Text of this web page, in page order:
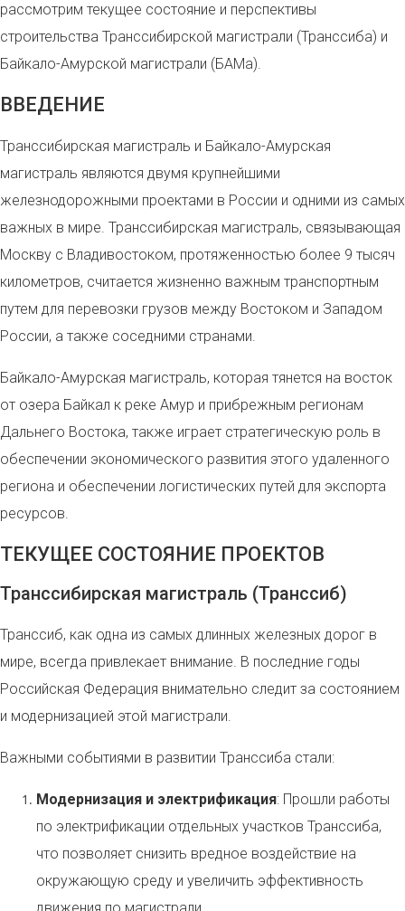
рассмотрим текущее состояние и перспективы
строительства Транссибирской магистрали (Транссиба) и
Байкало-Амурской магистрали (БАМа).
ВВЕДЕНИЕ
Транссибирская магистраль и Байкало-Амурская
магистраль являются двумя крупнейшими
железнодорожными проектами в России и одними из самых
важных в мире. Транссибирская магистраль, связывающая
Москву с Владивостоком, протяженностью более 9 тысяч
километров, считается жизненно важным транспортным
путем для перевозки грузов между Востоком и Западом
России, а также соседними странами.
Байкало-Амурская магистраль, которая тянется на восток
от озера Байкал к реке Амур и прибрежным регионам
Дальнего Востока, также играет стратегическую роль в
обеспечении экономического развития этого удаленного
региона и обеспечении логистических путей для экспорта
ресурсов.
ТЕКУЩЕЕ СОСТОЯНИЕ ПРОЕКТОВ
Транссибирская магистраль (Транссиб)
Транссиб, как одна из самых длинных железных дорог в
мире, всегда привлекает внимание. В последние годы
Российская Федерация внимательно следит за состоянием
и модернизацией этой магистрали.
Важными событиями в развитии Транссиба стали:
Модернизация и электрификация: Прошли работы
по электрификации отдельных участков Транссиба,
что позволяет снизить вредное воздействие на
окружающую среду и увеличить эффективность